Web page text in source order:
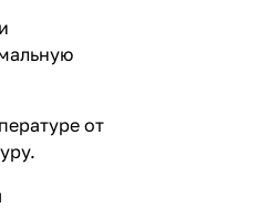
от